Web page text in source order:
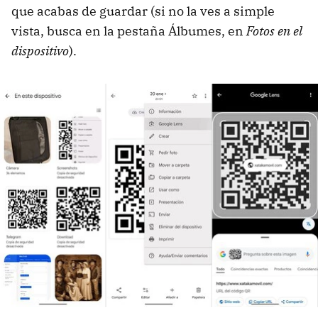
que acabas de guardar (si no la ves a simple
vista, busca en la pestaña Álbumes, enFotos en el
dispositivo).